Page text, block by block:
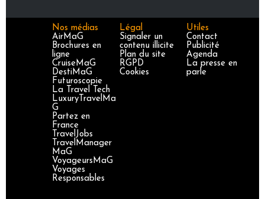
Nos médias
AirMaG
Brochures en
ligne
CruiseMaG
DestiMaG
Futuroscopie
La Travel Tech
LuxuryTravelMa
G
Partez en
France
TravelJobs
TravelManager
MaG
VoyageursMaG
Voyages
Responsables
Légal
Signaler un
contenu illicite
Plan du site
RGPD
Cookies
Utiles
Contact
Publicité
Agenda
La presse en
parle